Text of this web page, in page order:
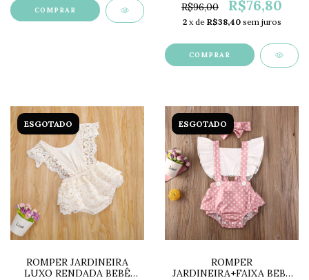
COMPRAR
R$96,00
R$76,80
2 x de R$38,40 sem juros
COMPRAR
ESGOTADO
ROMPER JARDINEIRA
LUXO RENDADA BEBÊ
ESGOTADO
ROMPER
JARDINEIRA+FAIXA BEBÊ